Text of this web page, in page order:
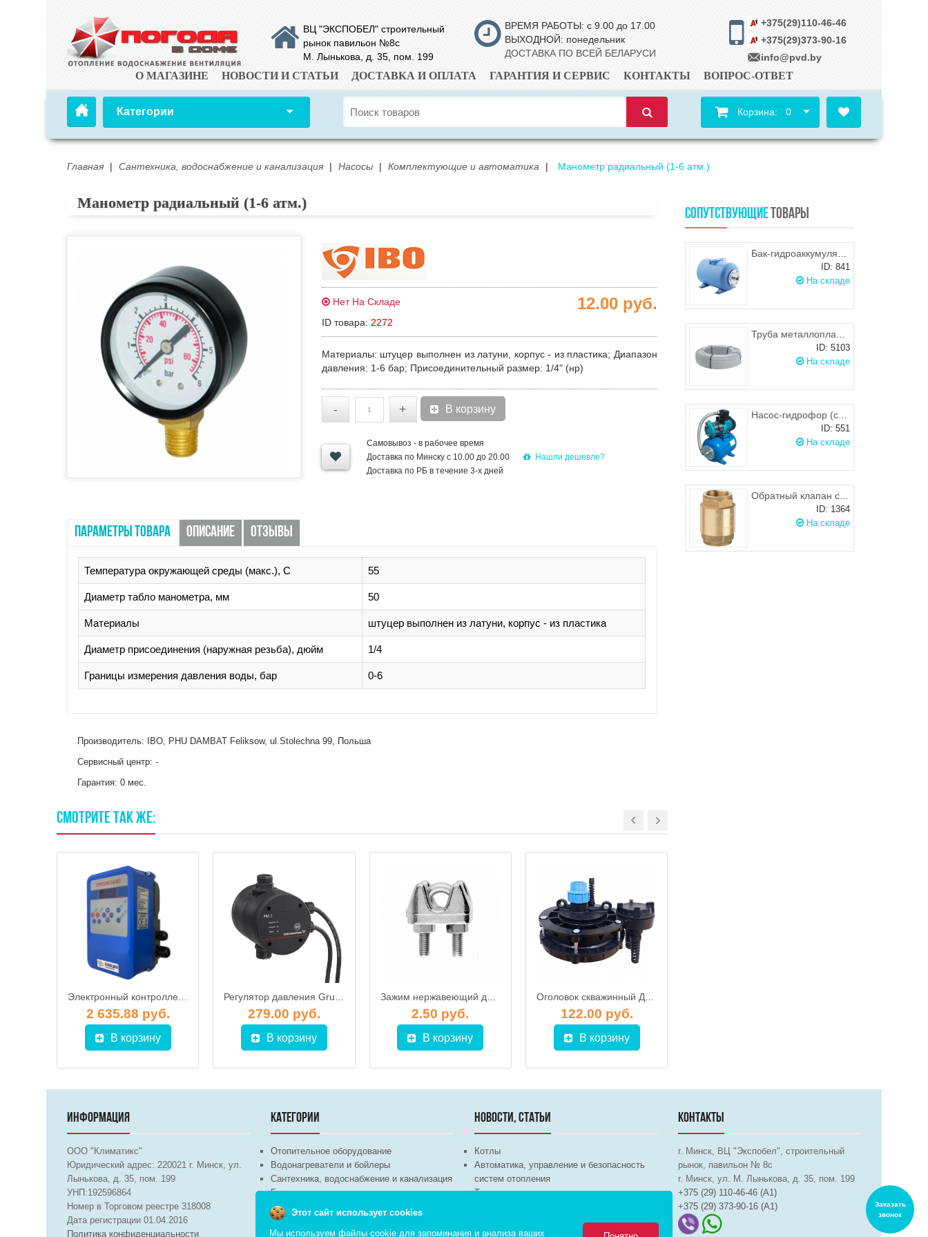
ВЦ "ЭКСПОБЕЛ" строительный
рынок павильон №8с
М. Лынькова, д. 35, пом. 199
ВРЕМЯ РАБОТЫ: с 9.00 до 17.00
ВЫХОДНОЙ: понедельник
ДОСТАВКА ПО ВСЕЙ БЕЛАРУСИ
+375(29)110-46-46
+375(29)373-90-16
info@pvd.by
О МАГАЗИНЕ НОВОСТИ И СТАТЬИ ДОСТАВКА И ОПЛАТА ГАРАНТИЯ И СЕРВИС КОНТАКТЫ ВОПРОС-ОТВЕТ
Категории Корзина: 0
Главная | Сантехника, водоснабжение и канализация | Насосы | Комплектующие и автоматика | Манометр радиальный (1-6 атм.)
Манометр радиальный (1-6 атм.)
Нет На Складе
ID товара: 2272
12.00 руб.
Материалы: штуцер выполнен из латуни, корпус - из пластика; Диапазон
давления: 1-6 бар; Присоединительный размер: 1/4" (нр)
- + В корзину
Самовывоз - в рабочее время
Доставка по Минску с 10.00 до 20.00
Доставка по РБ в течение 3-х дней
Нашли дешевле?
ПАРАМЕТРЫ ТОВАРА ОПИСАНИЕ ОТЗЫВЫ
Температура окружающей среды (макс.), С 55
Диаметр табло манометра, мм 50
Материалы штуцер выполнен из латуни, корпус - из пластика
Диаметр присоединения (наружная резьба), дюйм 1/4
Границы измерения давления воды, бар 0-6
Производитель: IBO, PHU DAMBAT Feliksow, ul.Stolechna 99, Польша
Сервисный центр: -
Гарантия: 0 мес.
СМОТРИТЕ ТАКЖЕ:
Электронный контроллер (частотный преобразователь) COELBO Speedboard 1112MM
2 635.88 руб.
В корзину
Регулятор давления Grundfos PM1 22
279.00 руб.
В корзину
Зажим нержавеющий для троса 3мм
2.50 руб.
В корзину
Оголовок скважинный Джилекс ОСПБ 90-110/25
122.00 руб.
В корзину
СОПУТСТВУЮЩИЕТОВАРЫ
Бак-гидроаккумулятор "ДЖИЛЕКС" 24 Г
ID: 841
На складе
Труба металлопластиковая 16х2.0, APE
ID: 5103
На складе
Насос-гидрофор (станция водоснабжения) Omnigena MH 2200 INOX, бак 24 (крыльчатки из нержавеющей стали)
ID: 551
На складе
Обратный клапан с латунным затвором 1 дюйм
ID: 1364
На складе
ИНФОРМАЦИЯ
ООО "Климатикс"
Юридический адрес:220021 г. Минск, ул.
Лынькова, д. 35, пом. 199
УНП:192596864
Номер в Торговом реестре 318008
Дата регистрации 01.04.2016
Политика конфиденциальности
КАТЕГОРИИ
Отопительное оборудование
Водонагреватели и бойлеры
Сантехника, водоснабжение и канализация
Бытовая техника
Вентиляционное оборудование
НОВОСТИ, СТАТЬИ
Котлы
Автоматика, управление и безопасность
систем отопления
Теплые полы
КОНТАКТЫ
г. Минск, ВЦ "Экспобел", строительный
рынок, павильон № 8c
г. Минск, ул. М. Лынькова, д. 35, пом. 199
+375 (29) 110-46-46 (А1)
+375 (29) 373-90-16 (A1)
Этот сайт использует cookies
Мы используем файлы cookie для запоминания и анализа ваших
Заказать
звонок